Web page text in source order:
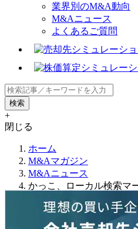
業界別のM&A動向
M&Aニュース
よくあるご質問
+
閉じる
ホーム
M&Aマガジン
M&Aニュース
かっこ、ローカル検索マ